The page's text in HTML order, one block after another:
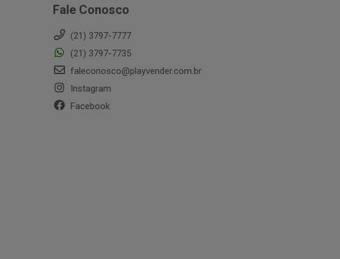
Fale Conosco
(21) 3797-7777
(21) 3797-7735
faleconosco@playvender.com.br
Instagram
Facebook